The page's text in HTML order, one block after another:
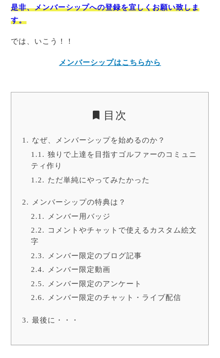
是非、メンバーシップへの登録を宜しくお願い致しま
す。
では、いこう！！
メンバーシップはこちらから
目次
なぜ、メンバーシップを始めるのか？
独りで上達を目指すゴルファーのコミュニ
ティ作り
ただ単純にやってみたかった
メンバーシップの特典は？
メンバー用バッジ
コメントやチャットで使えるカスタム絵文
字
メンバー限定のブログ記事
メンバー限定動画
メンバー限定のアンケート
メンバー限定のチャット・ライブ配信
最後に・・・